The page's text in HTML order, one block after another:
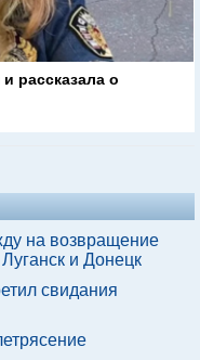
рассказала о
на возвращение
и Донецк
свидания